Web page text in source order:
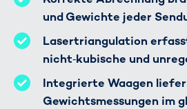
und Gewichte jeder
Lasertriangulation
nicht‑kubische und
Integrierte Waagen
Gewichtsmessungen im